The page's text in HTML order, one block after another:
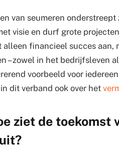
van seumeren
visie en durf grote
financieel succes aan,
– zowel in het bedrijfsleven
voorbeeld voor
dit verband ook over het
ziet de toekomst